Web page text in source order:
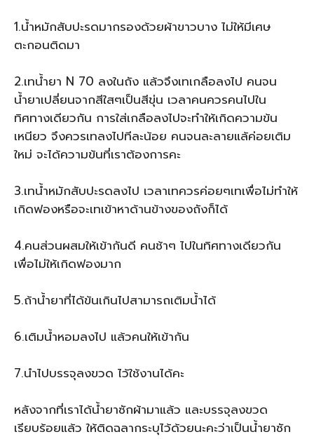
1.น้ำหมักสับปะรดมากรองด้วยผ้าขาวบาง ไม่ให้มีเศษ
ตะกอนติดมา
2.เทน้ำยา N 70 ลงในถัง แล้วจึงเทเกลือลงไป คนจน
น้ำยาเปลี่ยนจากสีใสๆเป็นสีขุ่น เวลาคนควรคนไปใน
ทิศทางเดียวกัน การใส่เกลือลงไปจะทำให้เกิดความข้น
เหนียว จึงควรเทลงไปทีละน้อย คนจนละลายแล้ค่อยเติม
ใหม่ จะได้ความข้นที่เราต้องการคะ
3.เทน้ำหมักสับปะรดลงไป เวลาเทควรค่อยๆเทเพื่อไม่ทำให้
เกิดฟองหรือจะเทเข้าหาด้านข้างของถังก็ได้
4.คนส่วนผสมให้เข้ากันดี คนช้าๆ ไปในทิศทางเดียวกัน
เพื่อไม่ให้เกิดฟองมาก
5.ถ้าน้ำยาที่ได้ข้นเกินไปสามารถเติมน้ำได้
6.เติมน้ำหอมลงไป แล้วคนให้เข้ากัน
7.นำไปบรรจุลงขวด ไว้ใช้งานได้คะ
หลังจากที่เราได้น้ำยาซักผ้ามาแล้ว และบรรจุลงขวด
เรียบร้อยแล้ว ให้ติดฉลากระบุไว้ด้วยนะคะว่าเป็นน้ำยาซัก